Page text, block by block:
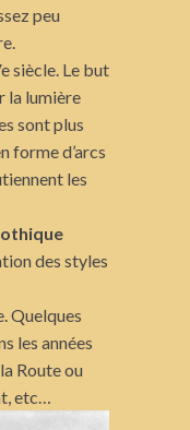
peu
siècle. Le but
la lumière
sont plus
forme d’arcs
les
des styles
Quelques
les années
Route ou
etc…